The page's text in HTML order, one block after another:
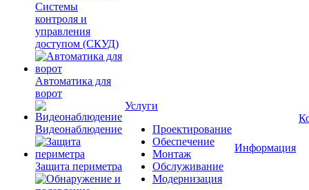
Системы
контроля и
управления
доступом (СКУД)
Автоматика для
ворот
Видеонаблюдение
Защита периметра
Услуги
Проектирование
Обеспечение
Монтаж
Обслуживание
Модернизация
Информация